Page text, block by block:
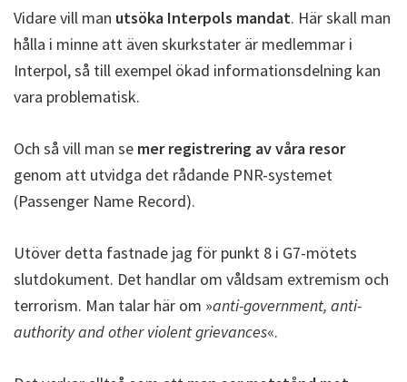
Vidare vill man utsöka Interpols mandat. Här skall man
hålla i minne att även skurkstater är medlemmar i
Interpol, så till exempel ökad informationsdelning kan
vara problematisk.
Och så vill man se mer registrering av våra resor
genom att utvidga det rådande PNR-systemet
(Passenger Name Record).
Utöver detta fastnade jag för punkt 8 i G7-mötets
slutdokument. Det handlar om våldsam extremism och
terrorism. Man talar här om »anti-government, anti-
authority and other violent grievances«.